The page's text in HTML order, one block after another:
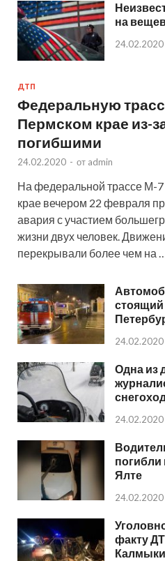
на
24.02.2020
ДТП
Федеральную
Пермском крае из-
погибшими
24.02.2020 - от admin
На федеральной трассе М-
крае вечером 22 февраля
авария с участием
жизни двух человек.
перекрывали более чем на
стоящий
24.02.2020
Одна из
24.02.2020
Ялте
24.02.2020
факту